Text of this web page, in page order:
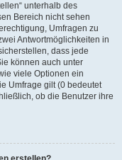
unterhalb des
Bereich nicht sehen
Umfragen zu
Antwortmöglichkeiten in
dass jede
können auch unter
viele Optionen ein
Umfrage gilt (0 bedeutet
ob die Benutzer ihre